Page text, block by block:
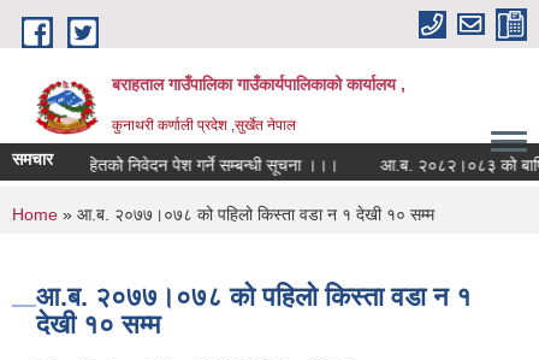
Skip to main content
बराहताल गाउँपालिका गाउँकार्यपालिकाको कार्यालय ,
कुनाथरी कर्णाली प्रदेश ,सुर्खेत नेपाल
समचारसहितको निवेदन पेश गर्ने सम्बन्धी सूचना ।।। आ.ब. २०८२।०८३ को बार्षिक
You are here
Home » आ.ब. २०७७।०७८ को पहिलो किस्ता वडा न‌ १ देखी १० सम्म
आ.ब. २०७७।०७८ को पहिलो किस्ता वडा न‌ १
देखी १० सम्म